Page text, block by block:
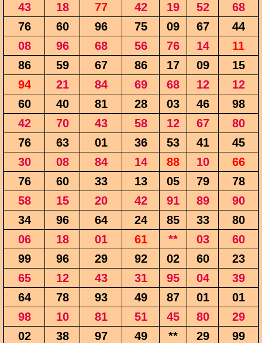
43
18 77 42 19 52
68
76
60 96 75 09 67
44
08
96 68 56 76 14
11
86
59 67 86 17 09
15
94
21 84 69 68 12
12
60
40 81 28 03 46
98
42
70 43 58 12 67
80
76
63 01 36 53 41
45
30
08 84 14 88 10
66
76
60 33 13 05 79
78
58
15 20 42 91 89
90
34
96 64 24 85 33
80
06
18 01 61 ** 03
60
99
96 29 92 02 60
23
65
12 43 31 95 04
39
64
78 93 49 87 01
01
98
10 81 51 45 80
29
02
38 97 49 ** 29
99